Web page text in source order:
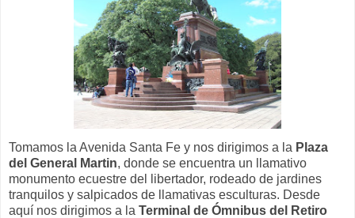
Tomamos la Avenida Santa Fe y nos dirigimos a la Plaza
del General Martin, donde se encuentra un llamativo
monumento ecuestre del libertador, rodeado de jardines
tranquilos y salpicados de llamativas esculturas. Desde
aquí nos dirigimos a la Terminal de Ómnibus del Retiro